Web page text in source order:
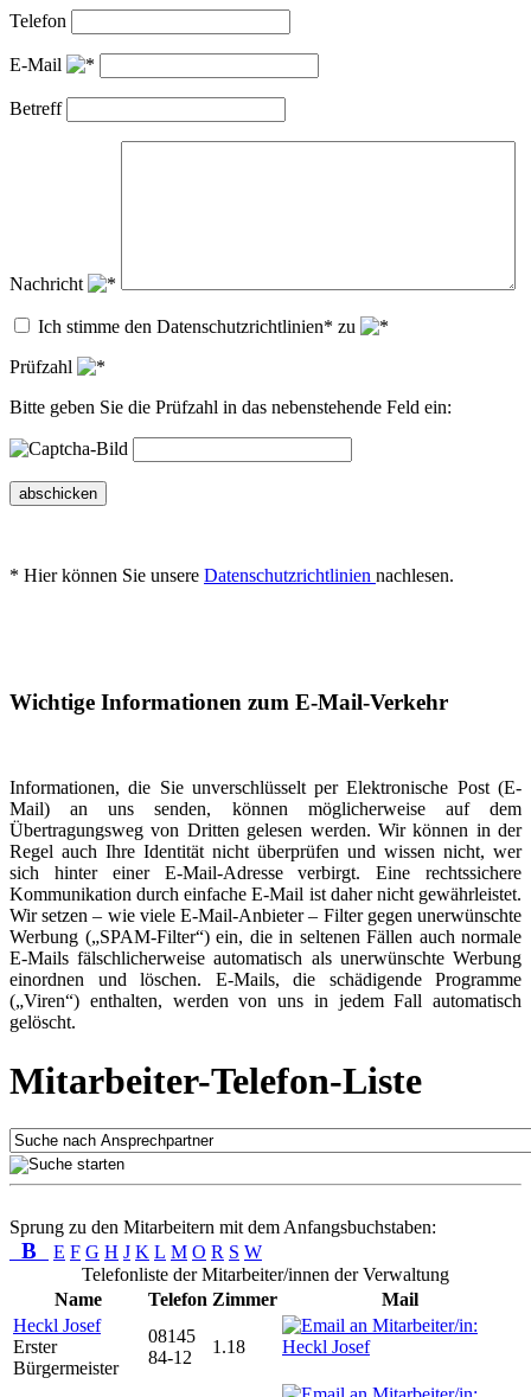
Telefon
E-Mail
Betreff
Nachricht
Ich stimme den Datenschutzrichtlinien* zu
Prüfzahl
Bitte geben Sie die Prüfzahl in das nebenstehende Feld ein:
abschicken
* Hier können Sie unsere Datenschutzrichtlinien nachlesen.
Wichtige Informationen zum E-Mail-Verkehr
Informationen, die Sie unverschlüsselt per Elektronische Post (E-
Mail) an uns senden, können möglicherweise auf dem
Übertragungsweg von Dritten gelesen werden. Wir können in der
Regel auch Ihre Identität nicht überprüfen und wissen nicht, wer
sich hinter einer E-Mail-Adresse verbirgt. Eine rechtssichere
Kommunikation durch einfache E-Mail ist daher nicht gewährleistet.
Wir setzen – wie viele E-Mail-Anbieter – Filter gegen unerwünschte
Werbung („SPAM-Filter“) ein, die in seltenen Fällen auch normale
E-Mails fälschlicherweise automatisch als unerwünschte Werbung
einordnen und löschen. E-Mails, die schädigende Programme
(„Viren“) enthalten, werden von uns in jedem Fall automatisch
gelöscht.
Mitarbeiter-Telefon-Liste
Sprung zu den Mitarbeitern mit dem Anfangsbuchstaben:
B E F G H J K L M O R S W
Telefonliste der Mitarbeiter/innen der Verwaltung
Name
Telefon Zimmer
Mail
Heckl Josef
Erster
Bürgermeister
08145
84-12
1.18